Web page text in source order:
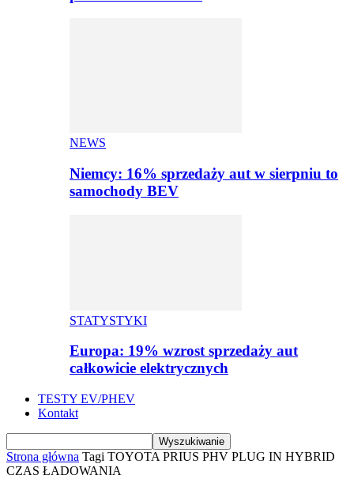
NEWS
Niemcy: 16% sprzedaży aut w sierpniu to
samochody BEV
STATYSTYKI
Europa: 19% wzrost sprzedaży aut
całkowicie elektrycznych
TESTY EV/PHEV
Kontakt
Strona główna Tagi TOYOTA PRIUS PHV PLUG IN HYBRID
CZAS ŁADOWANIA